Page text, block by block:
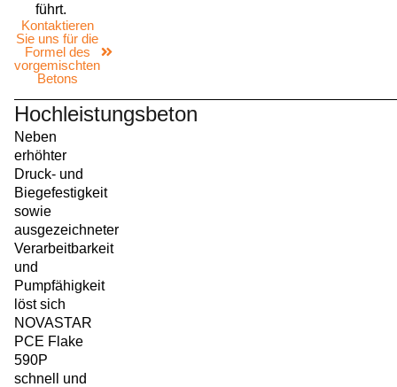
führt.
Kontaktieren
Sie uns für die
Formel des
vorgemischten
Betons
Hochleistungsbeton
Neben
erhöhter
Druck- und
Biegefestigkeit
sowie
ausgezeichneter
Verarbeitbarkeit
und
Pumpfähigkeit
löst sich
NOVASTAR
PCE Flake
590P
schnell und